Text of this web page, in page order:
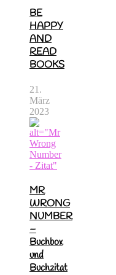
BE
HAPPY
AND
READ
BOOKS
21.
März
2023
MR
WRONG
NUMBER
–
Buchbox
und
Buchzitat